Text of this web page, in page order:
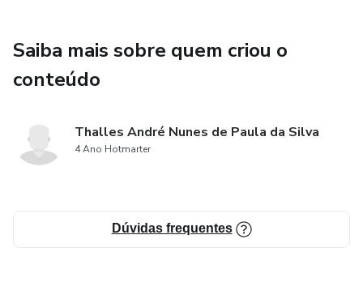
Saiba mais sobre quem criou o
conteúdo
Thalles André Nunes de Paula da Silva
4 Ano Hotmarter
Dúvidas frequentes